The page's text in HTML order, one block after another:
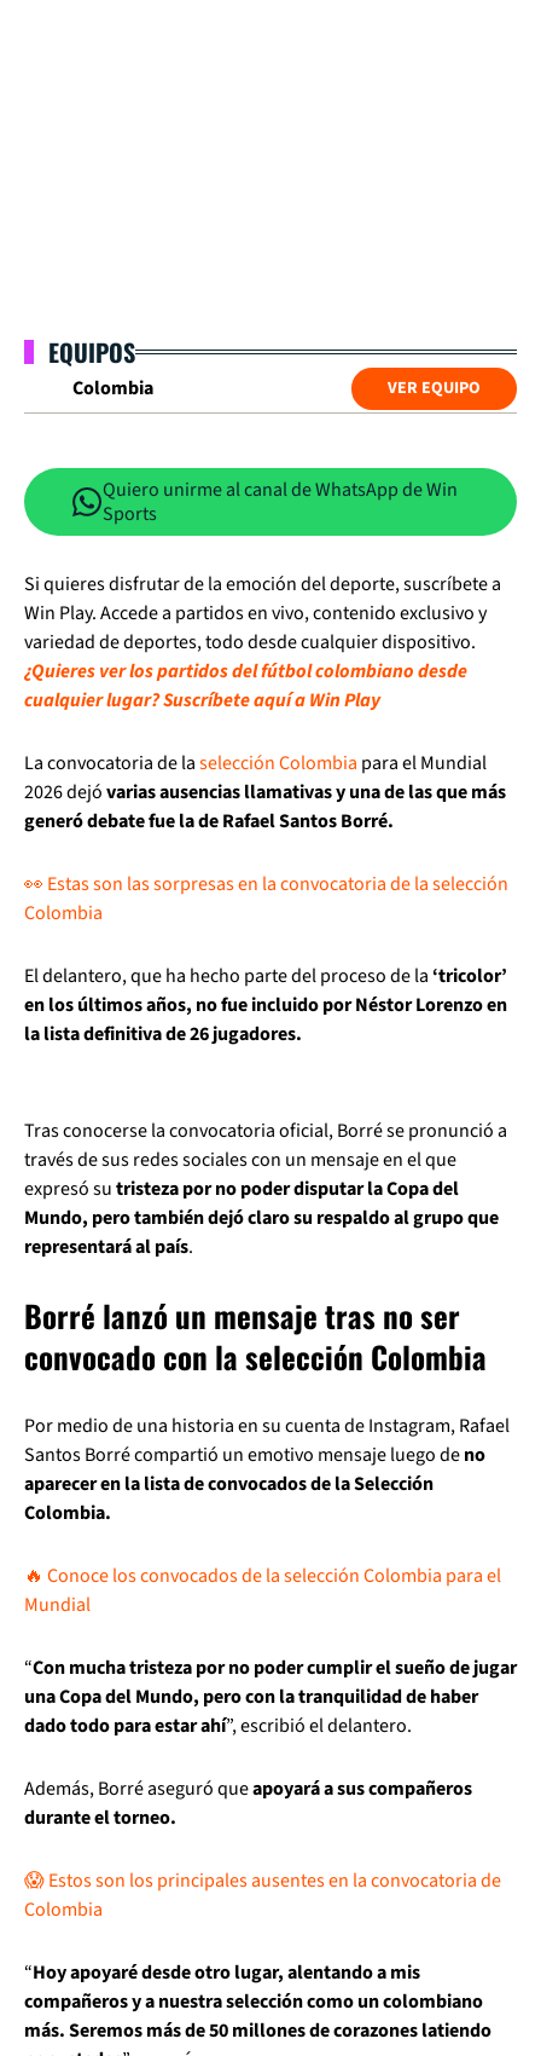
EQUIPOS
Colombia VER EQUIPO
Quiero unirme al canal de WhatsApp de Win
Sports
Si quieres disfrutar de la emoción del deporte, suscríbete a
Win Play. Accede a partidos en vivo, contenido exclusivo y
variedad de deportes, todo desde cualquier dispositivo.
¿Quieres ver los partidos del fútbol colombiano desde
cualquier lugar? Suscríbete aquí a Win Play
La convocatoria de laselección Colombia para el Mundial
2026 dejóvarias ausencias llamativas y una de las que más
generó debate fue la de Rafael Santos Borré.
👀 Estas son las sorpresas en la convocatoria de la selección
Colombia
El delantero, que ha hecho parte del proceso de la ‘tricolor’
en los últimos años, no fue incluido por Néstor Lorenzo en
la lista definitiva de 26 jugadores.
Tras conocerse la convocatoria oficial, Borré se pronunció a
través de sus redes sociales con un mensaje en el que
expresó sutristeza por no poder disputar la Copa del
Mundo, pero también dejó claro su respaldo al grupo que
representará al país.
Borré lanzó un mensaje tras no ser
convocado con la selección Colombia
Por medio de una historia en su cuenta de Instagram, Rafael
Santos Borré compartió un emotivo mensaje luego deno
aparecer en la lista de convocados de la Selección
Colombia.
🔥 Conoce los convocados de la selección Colombia para el
Mundial
“Con mucha tristeza por no poder cumplir el sueño de jugar
una Copa del Mundo, pero con la tranquilidad de haber
dado todo para estar ahí”, escribió el delantero.
Además, Borré aseguró queapoyará a sus compañeros
durante el torneo.
😱 Estos son los principales ausentes en la convocatoria de
Colombia
“Hoy apoyaré desde otro lugar, alentando a mis
compañeros y a nuestra selección como un colombiano
más. Seremos más de 50 millones de corazones latiendo